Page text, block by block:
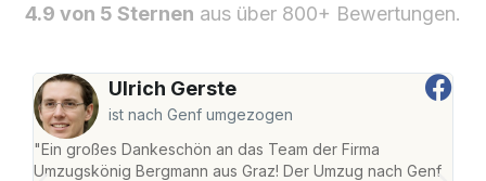
4.9 von 5 Sternen aus über 800+ Bewertungen.
Ulrich Gerste
ist nach Genf umgezogen
"Ein großes Dankeschön an das Team der Firma
Umzugskönig Bergmann aus Graz! Der Umzug nach Genf